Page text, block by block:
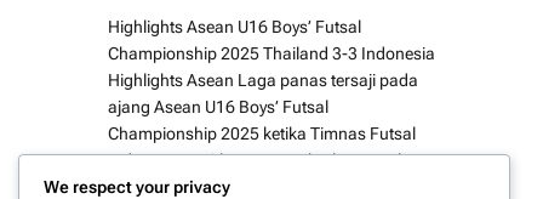
Highlights Asean U16 Boys’ Futsal
Championship 2025 Thailand 3-3 Indonesia
Highlights Asean Laga panas tersaji pada
ajang Asean U16 Boys’ Futsal
Championship 2025 ketika Timnas Futsal
Indonesia U16 harus puas berbagi angka
dengan Thailand setelah pertandingan
We respect your privacy